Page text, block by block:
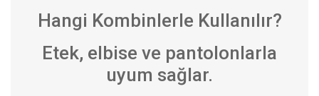
Hangi Kombinlerle Kullanılır?
Etek, elbise ve pantolonlarla
uyum sağlar.